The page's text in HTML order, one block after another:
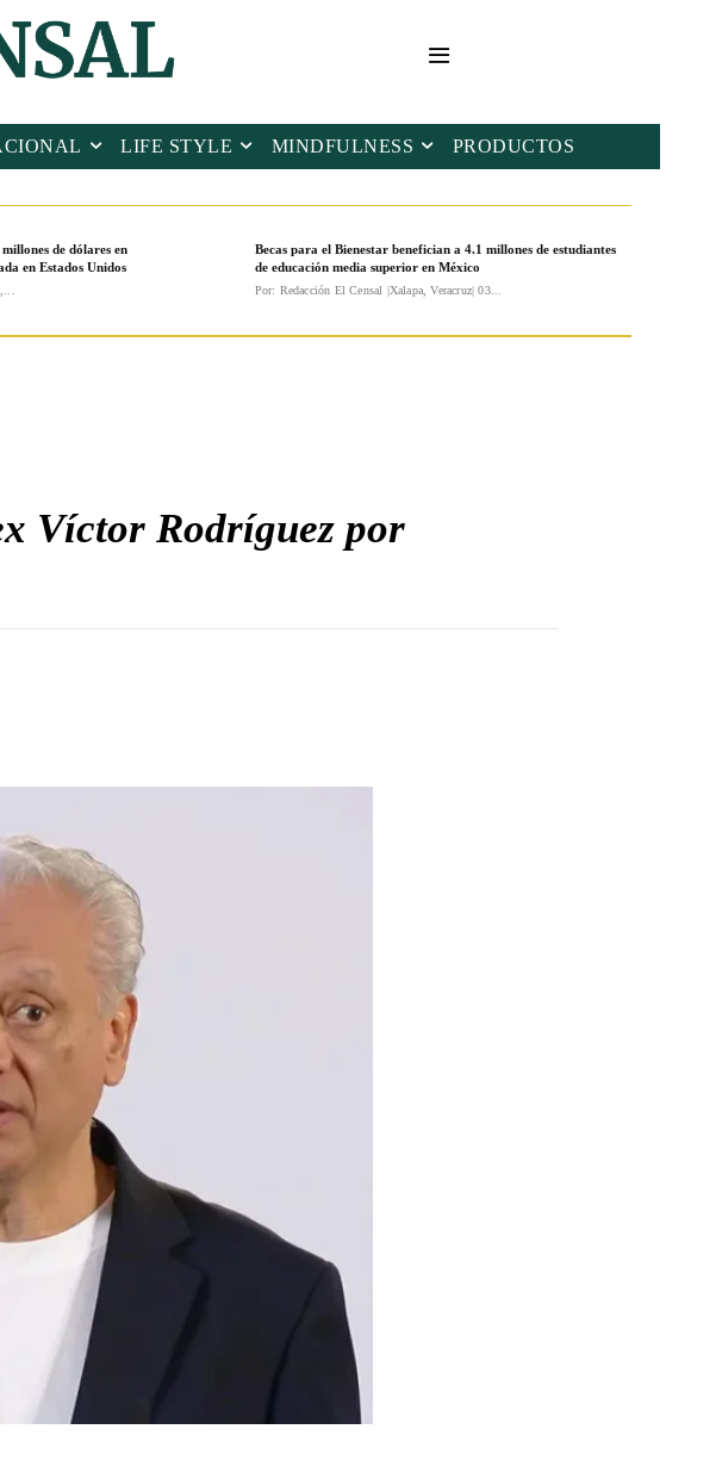
LIFE STYLE MINDFULNESS PRODUCTOS
de dólares en
en Estados Unidos
Becas para el Bienestar benefician a 4.1 millones de estudiantes
de educación media superior en México
Por: Redacción El Censal |Xalapa, Veracruz| 03...
Víctor Rodríguez por